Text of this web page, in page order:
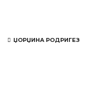
ЏОРЏИНА РОДРИГЕЗ